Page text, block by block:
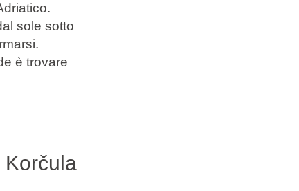
sole sotto
è trovare
Korčula